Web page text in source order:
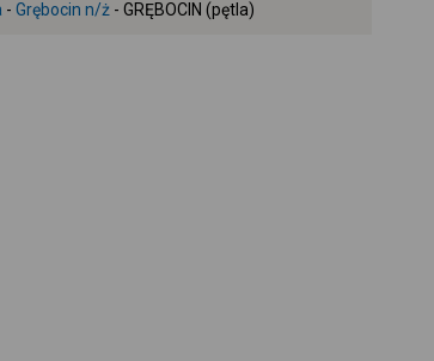
- Grębocin n/ż - GRĘBOCIN (pętla)